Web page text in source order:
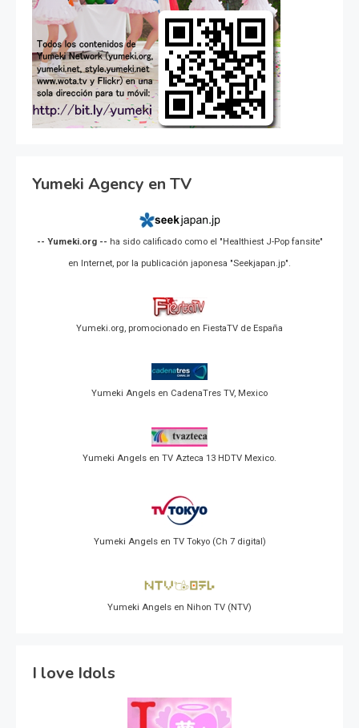
Yumeki Agency en TV
-- Yumeki.org -- ha sido calificado como el "Healthiest J-Pop fansite"
en Internet, por la publicación japonesa "Seekjapan.jp".
Yumeki.org, promocionado en FiestaTV de España
Yumeki Angels en CadenaTres TV, Mexico
Yumeki Angels en TV Azteca 13 HDTV Mexico.
Yumeki Angels en TV Tokyo (Ch 7 digital)
Yumeki Angels en Nihon TV (NTV)
I love Idols